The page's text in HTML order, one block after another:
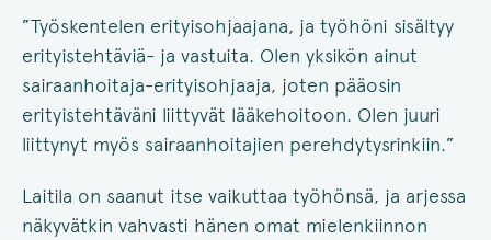
”Työskentelen erityisohjaajana, ja työhöni sisältyy
erityistehtäviä- ja vastuita. Olen yksikön ainut
sairaanhoitaja-erityisohjaaja, joten pääosin
erityistehtäväni liittyvät lääkehoitoon. Olen juuri
liittynyt myös sairaanhoitajien perehdytysrinkiin.”
Laitila on saanut itse vaikuttaa työhönsä, ja arjessa
näkyvätkin vahvasti hänen omat mielenkiinnon